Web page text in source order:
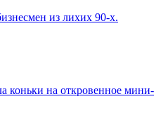
из лихих 90-х.
коньки на откровенное мини-